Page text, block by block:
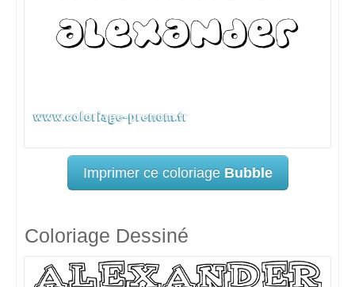
Imprimer ce coloriage Bubble
Coloriage Dessiné